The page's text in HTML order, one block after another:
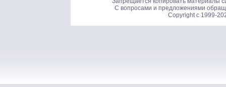
С вопросами и предложениями
Copyright c 1999-